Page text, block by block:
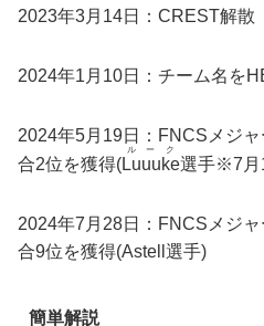
2023年3月14日：CREST解散
2024年1月10日：チーム名を
2024年5月19日：FNCSメジ
合2位を獲得(Luuuke
ルーク
選手※7月
2024年7月28日：FNCSメジ
合9位を獲得(Astell選手)
簡単解説